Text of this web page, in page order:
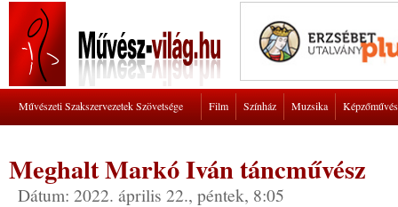
Művészeti Szakszervezetek Szövetsége Film Színház Muzsika
Meghalt Markó Iván táncművész
Dátum: 2022. április 22., péntek, 8:05